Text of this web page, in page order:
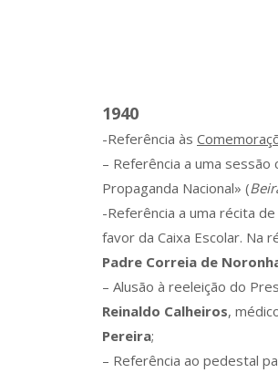
1940
-Referência às
– Referência a uma
Propaganda Nacional» (
-Referência a uma récita
favor da Caixa Escolar. Na
Padre Correia de
– Alusão à reeleição do
Reinaldo Calheiros,
Pereira;
– Referência ao pedestal